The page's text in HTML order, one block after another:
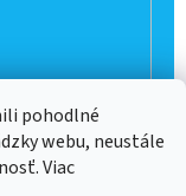
pohodlné
webu, neustále
Viac